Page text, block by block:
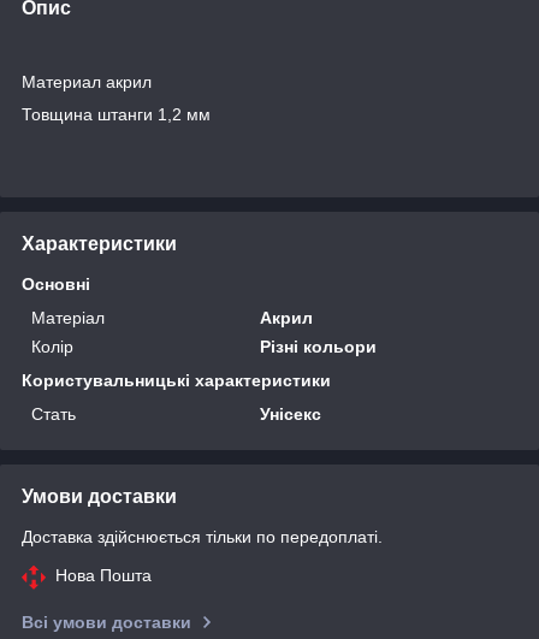
Опис
Материал акрил
Товщина штанги 1,2 мм
Характеристики
Основні
Матеріал
Акрил
Колір
Різні кольори
Користувальницькі характеристики
Стать
Унісекс
Умови доставки
Доставка здійснюється тільки по передоплаті.
Нова Пошта
Всі умови доставки